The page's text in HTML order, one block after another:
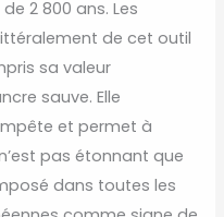
2 800 ans. Les
de cet outil
sa valeur
sauve. Elle
et permet à
pas étonnant que
dans toutes les